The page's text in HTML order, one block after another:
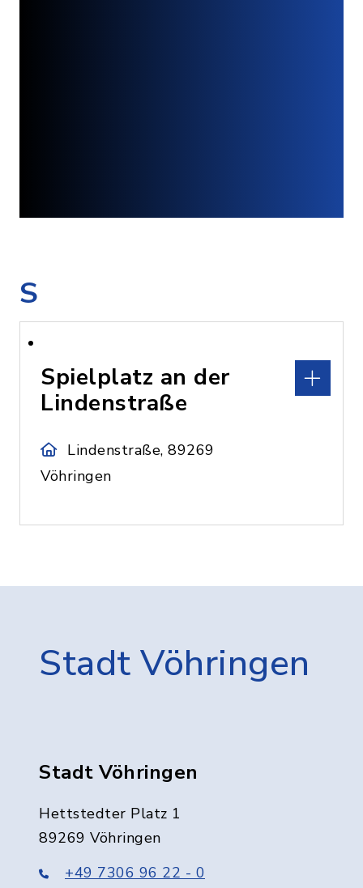
S
Spielplatz an der
Lindenstraße
Lindenstraße, 89269
Vöhringen
Stadt Vöhringen
Stadt Vöhringen
Hettstedter Platz 1
89269 Vöhringen
+49 7306 96 22 - 0